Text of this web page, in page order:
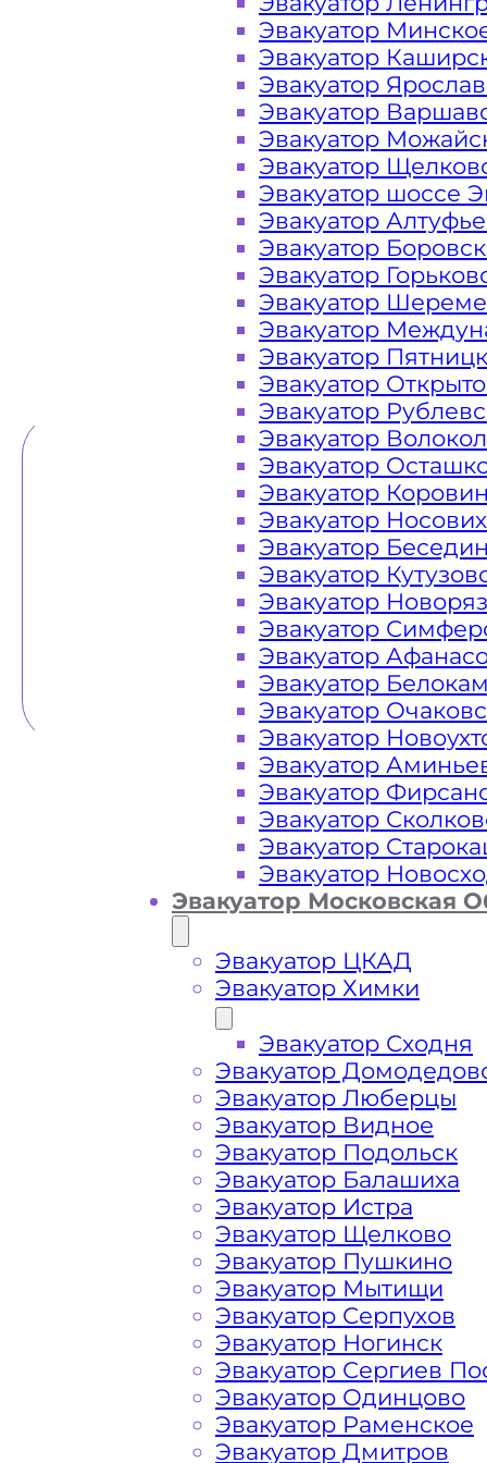
Закажите услугу "эвакуатор
на сайте компании «МОБИ»
Вам необходимы услуги
Эвакуаторы «МОБИ» Балашиха
Горьковском шоссе и на МКАДе 24
мы готовы оказать помощь на
высокое
WHATSAPP
Как
Перевозка автомобиля по
круглосуточно и срочно – это
возникшие на дороге проблемы с
Эвакуатор
Эвакуатор
Эвакуатор
Эвакуатор
Эвакуатор
Эвакуатор
Эвакуатор шоссе
Эвакуатор
Эвакуатор
Эвакуатор
Эвакуатор
Эвакуатор
Эвакуатор
Эвакуатор
Эвакуатор
Эвакуатор
Эвакуатор
Эвакуатор
Эвакуатор
Эвакуатор
Эвакуатор
Эвакуатор
Эвакуатор
Эвакуатор
Эвакуатор
Эвакуатор
Эвакуатор
Эвакуатор
Эвакуатор
Эвакуатор
Эвакуатор
Эвакуатор
Эвакуатор Московская
Эвакуатор ЦКАД
Эвакуатор Химки
Эвакуатор Сходня
Эвакуатор
Эвакуатор Люберцы
Эвакуатор Видное
Эвакуатор Подольск
Эвакуатор Балашиха
Эвакуатор Истра
Эвакуатор Щелково
Эвакуатор Пушкино
Эвакуатор Мытищи
Эвакуатор Серпухов
Эвакуатор Ногинск
Эвакуатор Сергиев
Эвакуатор Одинцово
Эвакуатор Раменское
Эвакуатор Дмитров